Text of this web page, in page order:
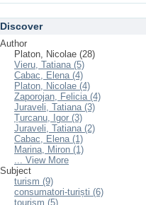
Discover
Author
Platon, Nicolae (28)
Vieru, Tatiana (5)
Cabac, Elena (4)
Platon, Nicolae (4)
Zaporojan, Felicia (4)
Juraveli, Tatiana (3)
Țurcanu, Igor (3)
Juraveli, Tatiana (2)
Cabac, Elena (1)
Marina, Miron (1)
... View More
Subject
turism (9)
consumatori-turiști (6)
tourism (5)